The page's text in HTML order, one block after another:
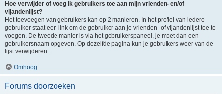
Hoe verwijder of voeg ik gebruikers toe aan mijn vrienden- en/of
vijandenlijst?
Het toevoegen van gebruikers kan op 2 manieren. In het profiel van iedere
gebruiker staat een link om de gebruiker aan je vrienden- of vijandenlijst toe te
voegen. De tweede manier is via het gebruikerspaneel, je moet dan een
gebruikersnaam opgeven. Op dezelfde pagina kun je gebruikers weer van de
lijst verwijderen.
Omhoog
Forums doorzoeken